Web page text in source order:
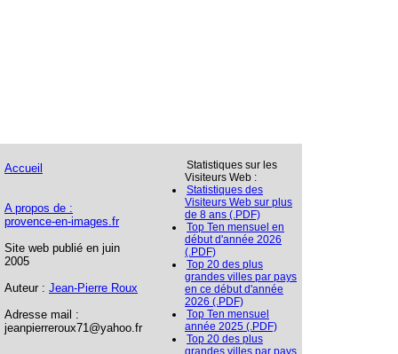
Accueil
A propos de :
provence-en-images.fr
Site web publié en juin
2005
Auteur : Jean-Pierre Roux
Adresse mail :
jeanpierreroux71@yahoo.fr
Statistiques sur les
Visiteurs Web :
Statistiques des
Visiteurs Web sur plus
de 8 ans (.PDF)
Top Ten mensuel en
début d'année 2026
(.PDF)
Top 20 des plus
grandes villes par pays
en ce début d'année
2026 (.PDF)
Top Ten mensuel
année 2025 (.PDF)
Top 20 des plus